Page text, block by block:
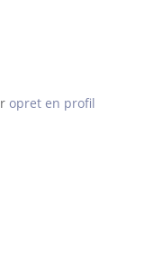
opret en profil